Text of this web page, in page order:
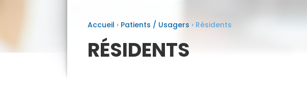
Accueil › Patients / Usagers › Résidents
RÉSIDENTS